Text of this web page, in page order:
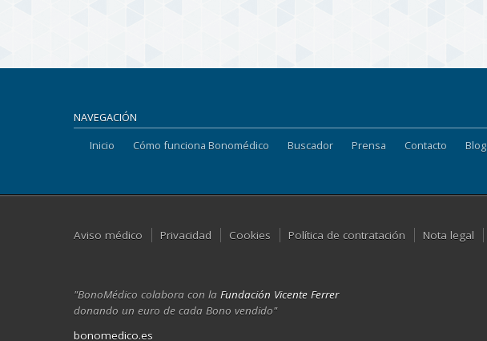
NAVEGACIÓN
Inicio
Cómo funciona Bonomédico Buscador Prensa Contacto Blog
Aviso médico Privacidad Cookies Política de contratación Nota legal
"BonoMédico colabora con la Fundación Vicente Ferrer
donando un euro de cada Bono vendido"
bonomedico.es